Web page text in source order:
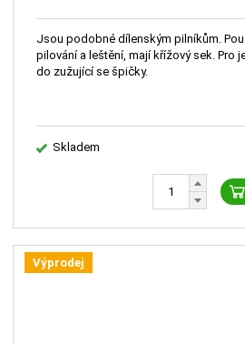
Jsou podobné dílenským pilníkům.
pilování a leštění, mají křížový sek. Pro
do zužující se špičky.
Skladem
Výprodej